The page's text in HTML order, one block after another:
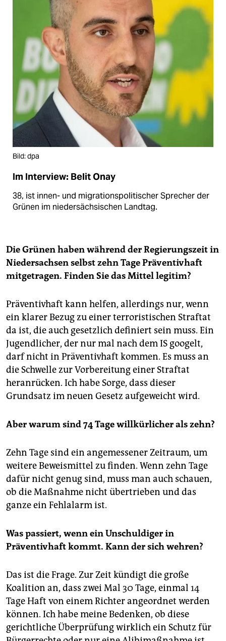
Bild: dpa
Im Interview: Belit Onay
38, ist innen- und migrationspolitischer Sprecher der
Grünen im niedersächsischen Landtag.
Die Grünen haben während der Regierungszeit in
Niedersachsen selbst zehn Tage Präventivhaft
mitgetragen. Finden Sie das Mittel legitim?
Präventivhaft kann helfen, allerdings nur, wenn
ein klarer Bezug zu einer terroristischen Straftat
da ist, die auch gesetzlich definiert sein muss. Ein
Jugendlicher, der nur mal nach dem IS googelt,
darf nicht in Präventivhaft kommen. Es muss an
die Schwelle zur Vorbereitung einer Straftat
heranrücken. Ich habe Sorge, dass dieser
Grundsatz im neuen Gesetz aufgeweicht wird.
Aber warum sind 74 Tage willkürlicher als zehn?
Zehn Tage sind ein angemessener Zeitraum, um
weitere Beweismittel zu finden. Wenn zehn Tage
dafür nicht genug sind, muss man auch schauen,
ob die Maßnahme nicht übertrieben und das
ganze ein Fehlalarm ist.
Was passiert, wenn ein Unschuldiger in
Präventivhaft kommt. Kann der sich wehren?
Das ist die Frage. Zur Zeit kündigt die große
Koalition an, dass zwei Mal 30 Tage, einmal 14
Tage Haft von einem Richter angeordnet werden
können. Ich habe meine Bedenken, ob diese
gerichtliche Überprüfung wirklich ein Schutz für